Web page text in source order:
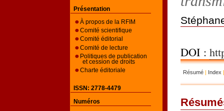
DOI :
Résumé| Index |
Présentation
À propos de la RFIM
Comité scientifique
Comité éditorial
Comité de lecture
Politiques de publication
et cession de droits
Charte éditoriale
ISSN: 2778-4479
Numéros